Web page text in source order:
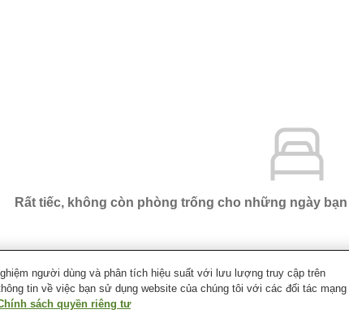
Rất tiếc, không còn phòng trống cho những ngày
Thành phố Sukumo Hotel Avan Sukumo
người dùng và phân tích hiệu suất với lưu lượng truy cập trên
tin về việc bạn sử dụng website của chúng tôi với các đối tác mạng
sách quyền riêng tư